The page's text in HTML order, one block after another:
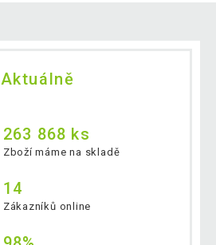
Aktuálně
263 868 ks
Zboží máme na skladě
14
Zákazníků online